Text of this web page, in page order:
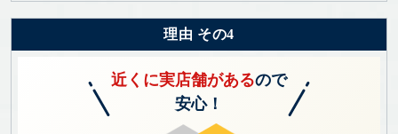
理由 その4
近くに実店舗があるので
安心！